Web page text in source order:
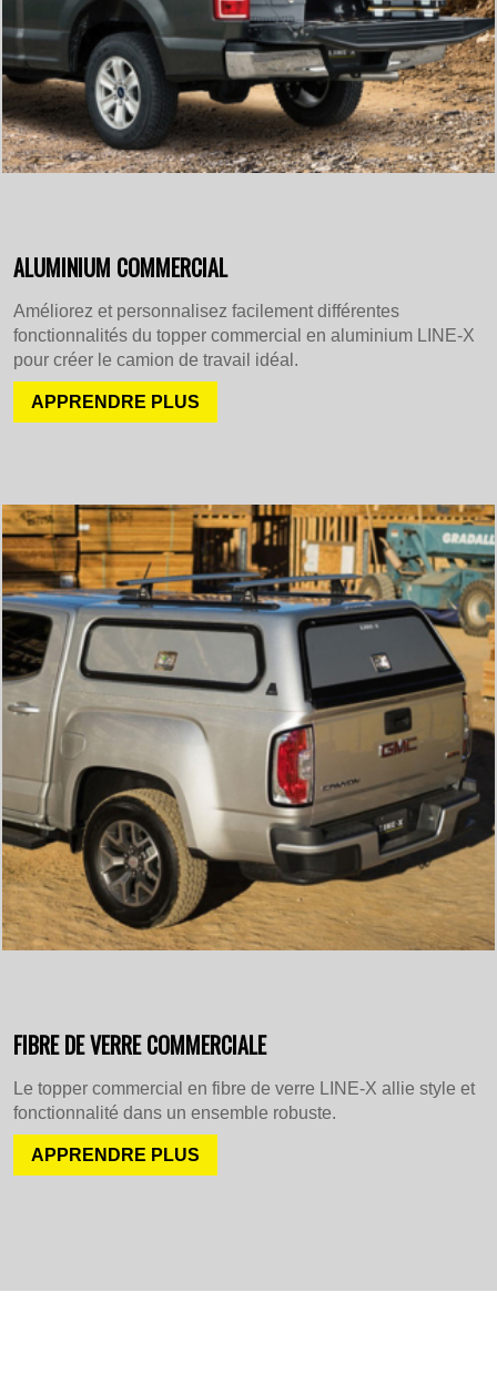
ALUMINIUM COMMERCIAL
Améliorez et personnalisez facilement différentes
fonctionnalités du topper commercial en aluminium LINE-X
pour créer le camion de travail idéal.
APPRENDRE PLUS
FIBRE DE VERRE COMMERCIALE
Le topper commercial en fibre de verre LINE-X allie style et
fonctionnalité dans un ensemble robuste.
APPRENDRE PLUS